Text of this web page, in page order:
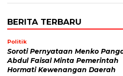
BERITA TERBARU
Politik
Soroti Pernyataan Menko
Abdul Faisal Minta Pemerintah
Hormati Kewenangan Daerah